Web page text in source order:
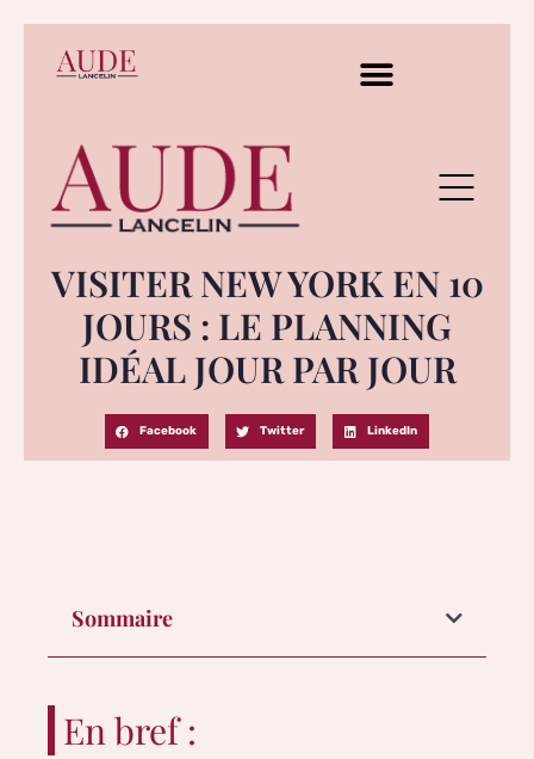
VISITER NEW YORK EN 10
JOURS : LE PLANNING
IDÉAL JOUR PAR JOUR
Facebook Twitter LinkedIn
Sommaire
En bref :